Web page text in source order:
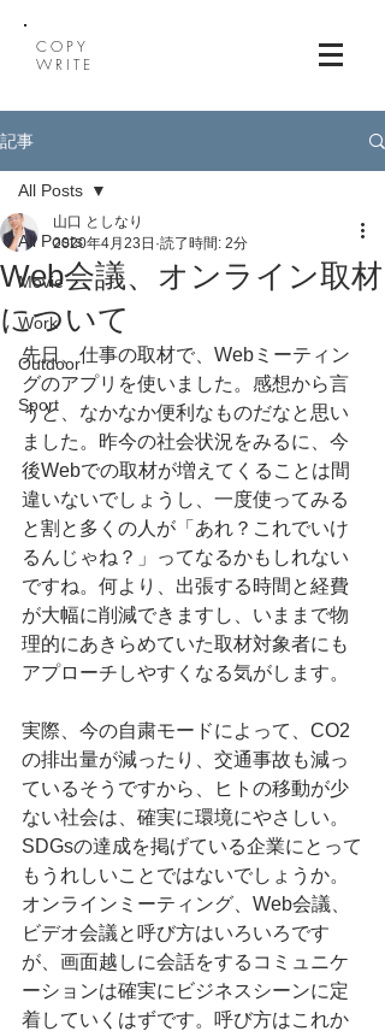
COPY
WRITE
記事
All Posts
Movie
Work
Outdoor
Sport
All Posts
Web会議、オンライン取材
について
山口 としなり
2020年4月23日 読了時間: 2分
先日、仕事の取材で、Webミーティン
グのアプリを使いました。感想から言
うと、なかなか便利なものだなと思い
ました。昨今の社会状況をみるに、今
後Webでの取材が増えてくることは間
違いないでしょうし、一度使ってみる
と割と多くの人が「あれ？これでいけ
るんじゃね？」ってなるかもしれない
ですね。何より、出張する時間と経費
が大幅に削減できますし、いままで物
理的にあきらめていた取材対象者にも
アプローチしやすくなる気がします。
実際、今の自粛モードによって、CO2
の排出量が減ったり、交通事故も減っ
ているそうですから、ヒトの移動が少
ない社会は、確実に環境にやさしい。
SDGsの達成を掲げている企業にとって
もうれしいことではないでしょうか。
オンラインミーティング、Web会議、
ビデオ会議と呼び方はいろいろです
が、画面越しに会話をするコミュニケ
ーションは確実にビジネスシーンに定
着していくはずです。呼び方はこれか